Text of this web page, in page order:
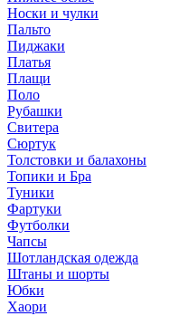
Носки и чулки
Пальто
Пиджаки
Платья
Плащи
Поло
Рубашки
Свитера
Сюртук
Толстовки и балахоны
Топики и Бра
Туники
Фартуки
Футболки
Чапсы
Шотландская одежда
Штаны и шорты
Юбки
Хаори